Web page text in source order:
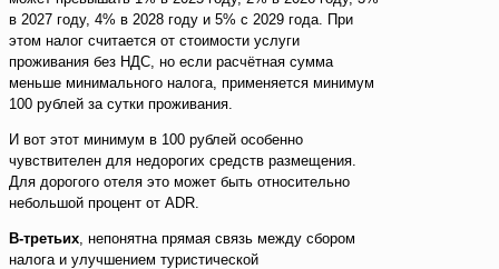
в 2027 году, 4% в 2028 году и 5% с 2029 года. При
этом налог считается от стоимости услуги
проживания без НДС, но если расчётная сумма
меньше минимального налога, применяется минимум
100 рублей за сутки проживания.
И вот этот минимум в 100 рублей особенно
чувствителен для недорогих средств размещения.
Для дорогого отеля это может быть относительно
небольшой процент от ADR.
В-третьих , непонятна прямая связь между сбором
налога и улучшением туристической